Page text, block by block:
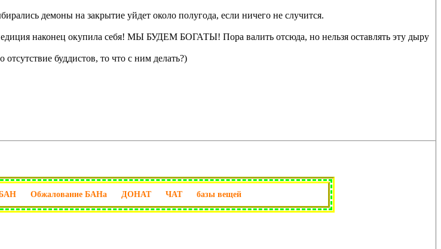
демоны на закрытие уйдет около полугода, если ничего не случится.
наконец окупила себя! МЫ БУДЕМ БОГАТЫ! Пора валить отсюда, но нельзя оставлять эту дыру
отсутствие буддистов, то что с ним делать?)
Обжалование БАНа ДОНАТ ЧАТ базы вещей